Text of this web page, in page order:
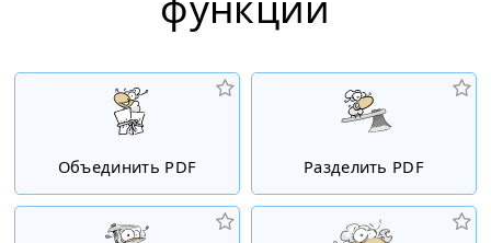
Объединить PDF Разделить PDF